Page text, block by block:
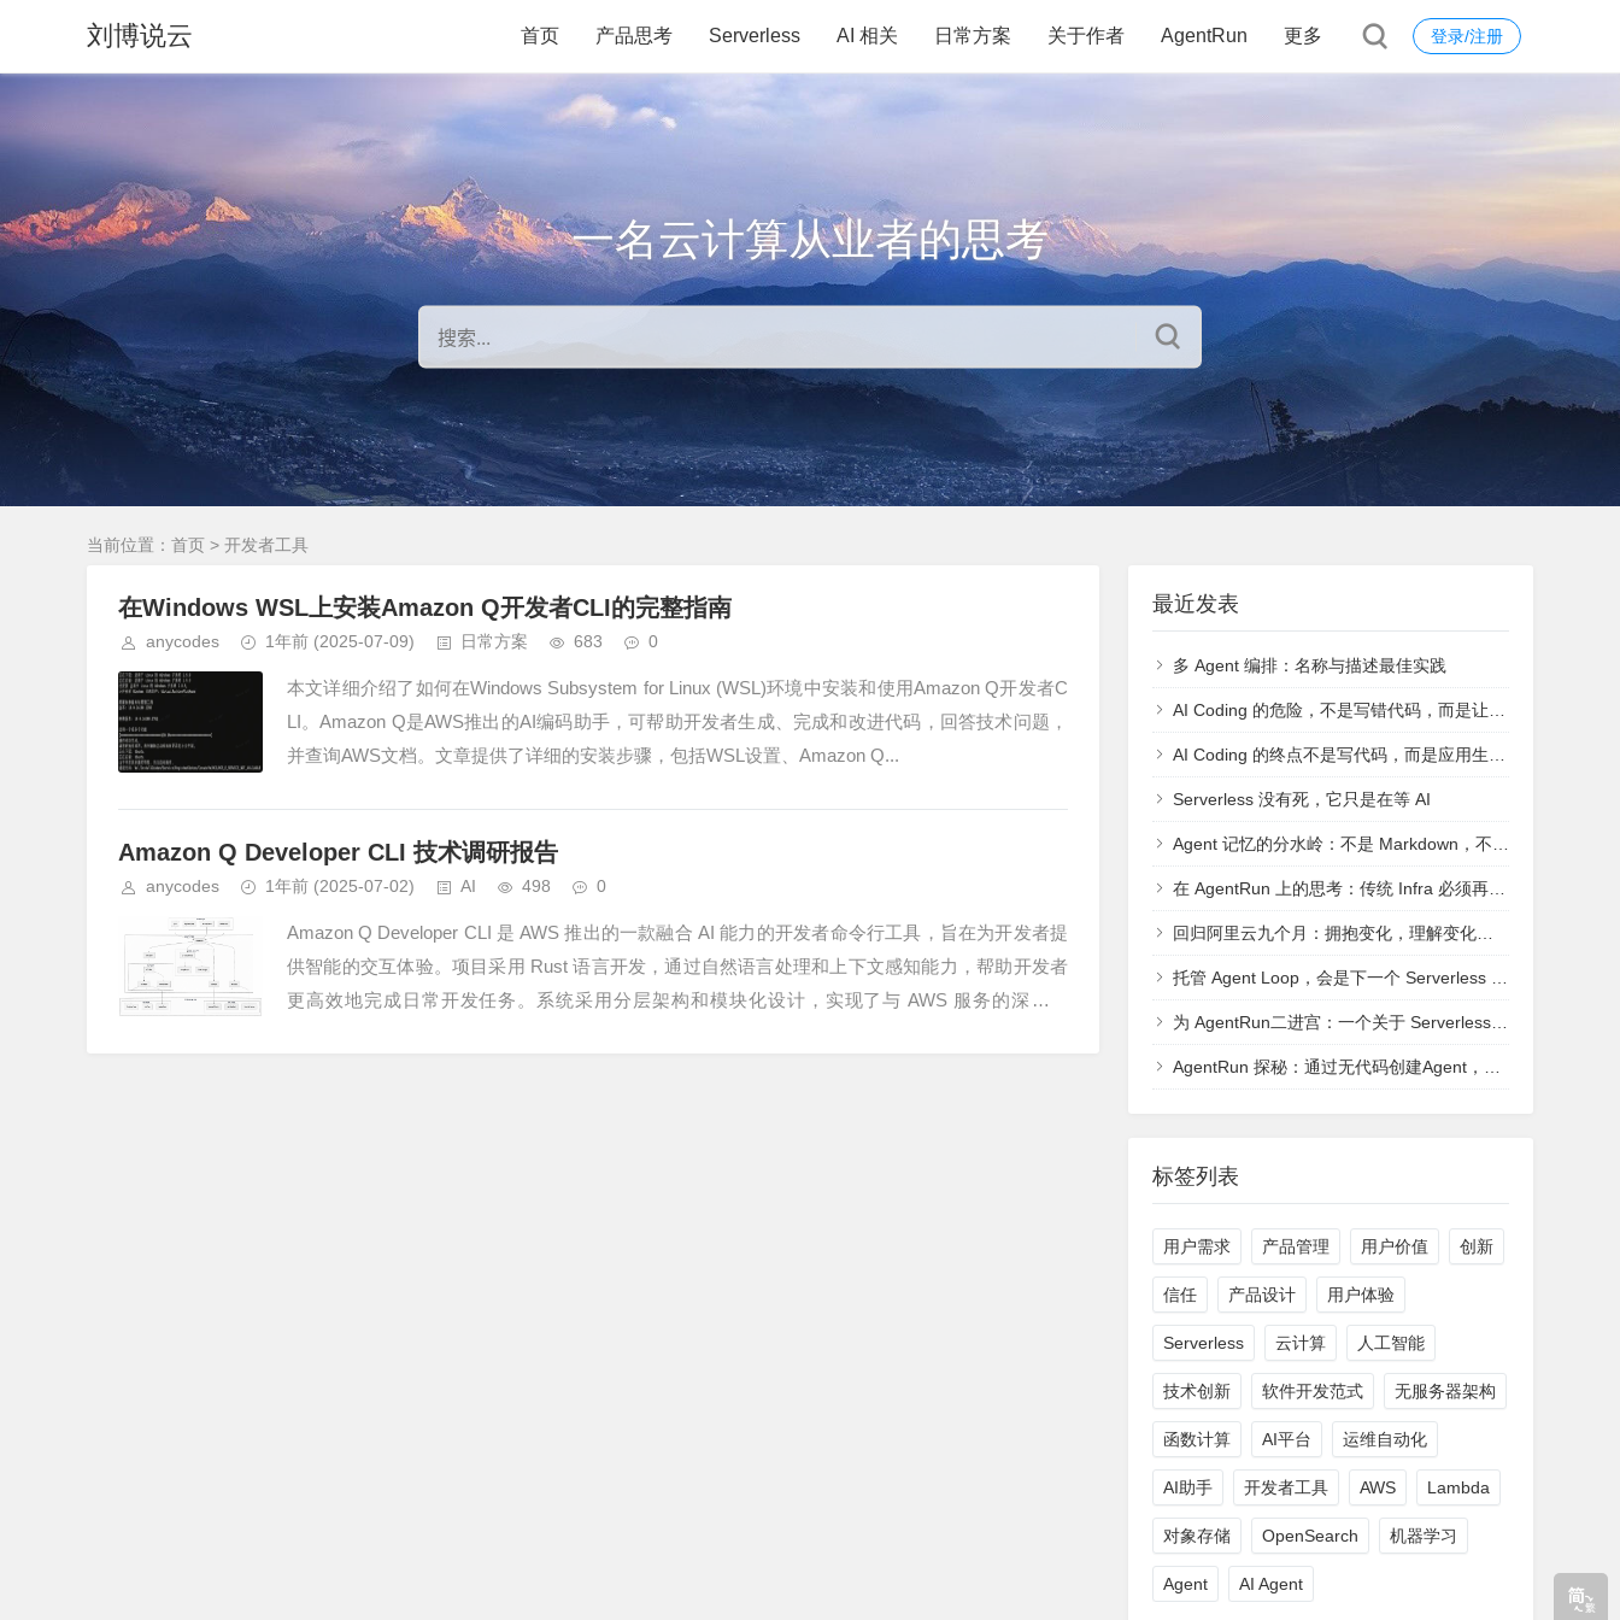
刘博说云 登录/注册
首页 产品思考 Serverless AI 相关 日常方案 关于作者 AgentRun 更多
一名云计算从业者的思考
当前位置： 首页 > 开发者工具
在Windows WSL上安装Amazon Q开发者CLI的完整指南
anycodes 1年前 (2025-07-09) 日常方案 683 0
本文详细介绍了如何在Windows Subsystem for Linux (WSL)环境中安装和使用Amazon Q开发者C
LI。Amazon Q是AWS推出的AI编码助手，可帮助开发者生成、完成和改进代码，回答技术问题，
并查询AWS文档。文章提供了详细的安装步骤，包括WSL设置、Amazon Q...
Amazon Q Developer CLI 技术调研报告
anycodes 1年前 (2025-07-02) AI 498 0
Amazon Q Developer CLI 是 AWS 推出的一款融合 AI 能力的开发者命令行工具，旨在为开发者提
供智能的交互体验。项目采用 Rust 语言开发，通过自然语言处理和上下文感知能力，帮助开发者
更高效地完成日常开发任务。系统采用分层架构和模块化设计，实现了与 AWS 服务的深度集
最近发表
多 Agent 编排：名称与描述最佳实践
AI Coding 的危险，不是写错代码，而是让人放弃判断
AI Coding 的终点不是写代码，而是应用生产入口
Serverless 没有死，它只是在等 AI
Agent 记忆的分水岭：不是 Markdown，不是向量库，而是上下文治理
在 AgentRun 上的思考：传统 Infra 必须再做一层
回归阿里云九个月：拥抱变化，理解变化，接受变化
托管 Agent Loop，会是下一个 Serverless 吗？
为 AgentRun二进宫：一个关于 Serverless 与 Agent Infra 的未竟执念
AgentRun 探秘：通过无代码创建Agent，通过高代码更新Agent
标签列表
用户需求 产品管理 用户价值 创新
信任 产品设计 用户体验
Serverless 云计算 人工智能
技术创新 软件开发范式 无服务器架构
函数计算 AI平台 运维自动化
AI助手 开发者工具 AWS Lambda
对象存储 OpenSearch 机器学习
Agent AI Agent